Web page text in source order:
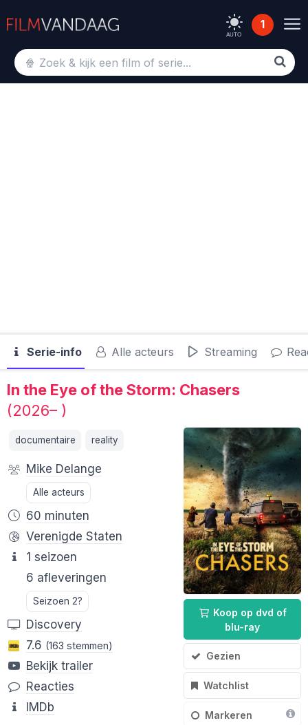
AUTO
1
Serie-info Alle acteurs Streaming
In the Eye of the Storm: Chasers
(2026– )
Koop op dvd of
blu-ray
Gezien
Watchlist
Markeren
documentaire reality
Mike Delange
Alle acteurs
60 minuten
Verenigde Staten
1 seizoen
6 afleveringen
Seizoen 2?
Discovery
7.6 (163 stemmen)
Bekijk trailer
Reacties
IMDb